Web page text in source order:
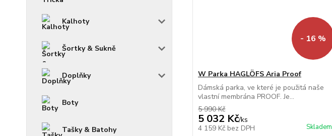
Kalhoty
Šortky & Sukně
Doplňky
Boty
Tašky & Batohy
- 16 %
W Parka HAGLÖFS Aria Proof
Dámská parka, ve které je použitá naše
vlastní membrána PROOF. Je...
5 990 Kč
5 032 Kč/ks
4 159 Kč bez DPH Skladem